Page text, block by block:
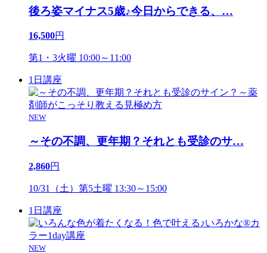
後ろ姿マイナス5歳♪今日からできる、 …
16,500円
第1・3火曜 10:00～11:00
1日講座
NEW
～その不調、更年期？それとも受診のサ…
2,860円
10/31（土）第5土曜 13:30～15:00
1日講座
NEW